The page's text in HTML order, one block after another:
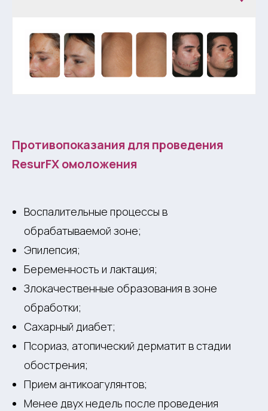
Противопоказания для проведения
ResurFX омоложения
Воспалительные процессы в
обрабатываемой зоне;
Эпилепсия;
Беременность и лактация;
Злокачественные образования в зоне
обработки;
Сахарный диабет;
Псориаз, атопический дерматит в стадии
обострения;
Прием антикоагулянтов;
Менее двух недель после проведения